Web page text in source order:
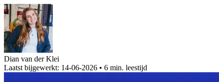
Dian van der Klei
Laatst bijgewerkt: 14-06-2026 • 6 min. leestijd